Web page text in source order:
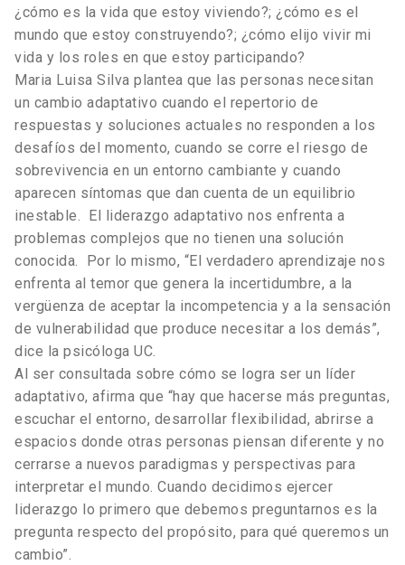
¿cómo es la vida que estoy viviendo?; ¿cómo es el
mundo que estoy construyendo?; ¿cómo elijo vivir mi
vida y los roles en que estoy participando?
Maria Luisa Silva plantea que las personas necesitan
un cambio adaptativo cuando el repertorio de
respuestas y soluciones actuales no responden a los
desafíos del momento, cuando se corre el riesgo de
sobrevivencia en un entorno cambiante y cuando
aparecen síntomas que dan cuenta de un equilibrio
inestable. El liderazgo adaptativo nos enfrenta a
problemas complejos que no tienen una solución
conocida. Por lo mismo, “El verdadero aprendizaje nos
enfrenta al temor que genera la incertidumbre, a la
vergüenza de aceptar la incompetencia y a la sensación
de vulnerabilidad que produce necesitar a los demás”,
dice la psicóloga UC.
Al ser consultada sobre cómo se logra ser un líder
adaptativo, afirma que “hay que hacerse más preguntas,
escuchar el entorno, desarrollar flexibilidad, abrirse a
espacios donde otras personas piensan diferente y no
cerrarse a nuevos paradigmas y perspectivas para
interpretar el mundo. Cuando decidimos ejercer
liderazgo lo primero que debemos preguntarnos es la
pregunta respecto del propósito, para qué queremos un
cambio”.